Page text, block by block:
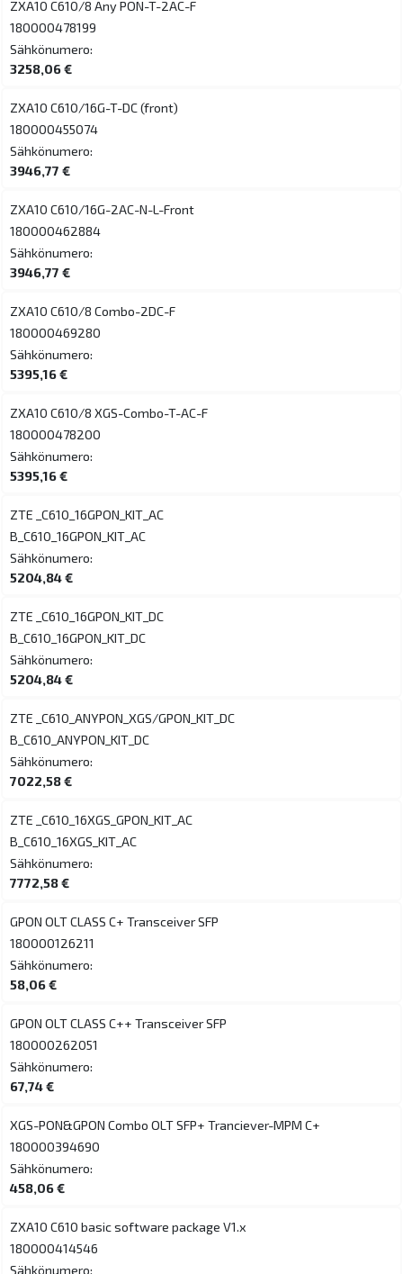
ZXA10 C610/8 Any PON-T-2AC-F
180000478199
Sähkönumero:
3258,06 €
ZXA10 C610/16G-T-DC (front)
180000455074
Sähkönumero:
3946,77 €
ZXA10 C610/16G-2AC-N-L-Front
180000462884
Sähkönumero:
3946,77 €
ZXA10 C610/8 Combo-2DC-F
180000469280
Sähkönumero:
5395,16 €
ZXA10 C610/8 XGS-Combo-T-AC-F
180000478200
Sähkönumero:
5395,16 €
ZTE _C610_16GPON_KIT_AC
B_C610_16GPON_KIT_AC
Sähkönumero:
5204,84 €
ZTE _C610_16GPON_KIT_DC
B_C610_16GPON_KIT_DC
Sähkönumero:
5204,84 €
ZTE _C610_ANYPON_XGS/GPON_KIT_DC
B_C610_ANYPON_KIT_DC
Sähkönumero:
7022,58 €
ZTE _C610_16XGS_GPON_KIT_AC
B_C610_16XGS_KIT_AC
Sähkönumero:
7772,58 €
GPON OLT CLASS C+ Transceiver SFP
180000126211
Sähkönumero:
58,06 €
GPON OLT CLASS C++ Transceiver SFP
180000262051
Sähkönumero:
67,74 €
XGS-PON&GPON Combo OLT SFP+ Tranciever-MPM C+
180000394690
Sähkönumero:
458,06 €
ZXA10 C610 basic software package V1.x
180000414546
Sähkönumero: